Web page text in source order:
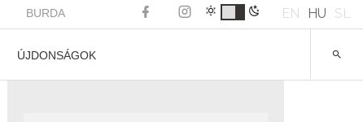
BURDA EN HU SL
ÚJDONSÁGOK